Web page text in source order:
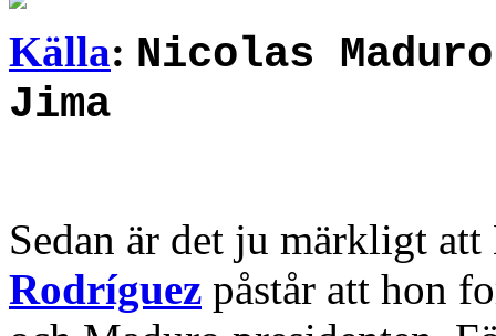
Källa: Nicolas
Jima
Sedan är det ju märkligt
Rodríguez påstår att hon